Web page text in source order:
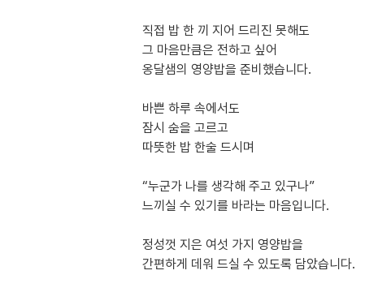
직접 밥 한 끼 지어 드리진 못해도
그 마음만큼은 전하고 싶어
옹달샘의 영양밥을 준비했습니다.
바쁜 하루 속에서도
잠시 숨을 고르고
따뜻한 밥 한술 드시며
“누군가 나를 생각해 주고 있구나”
느끼실 수 있기를 바라는 마음입니다.
정성껏 지은 여섯 가지 영양밥을
간편하게 데워 드실 수 있도록 담았습니다.